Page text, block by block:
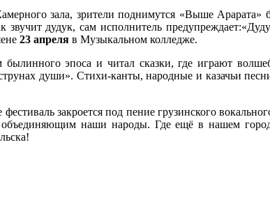
зала, зрители поднимутся «Выше
звучит дудук, сам исполнитель
23 апреля в Музыкальном колледже.
эпоса и читал сказки, где играют
души». Стихи-канты, народные и казачьи
закроется под пение грузинского
объединяющим наши народы. Где ещё в нашем